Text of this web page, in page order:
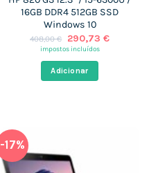
16GB DDR4 512GB SSD
Windows 10
408,00€
O
preço
era:
408,00 €.
290,73 €O
impostos incluídos
Adicionar
-17%